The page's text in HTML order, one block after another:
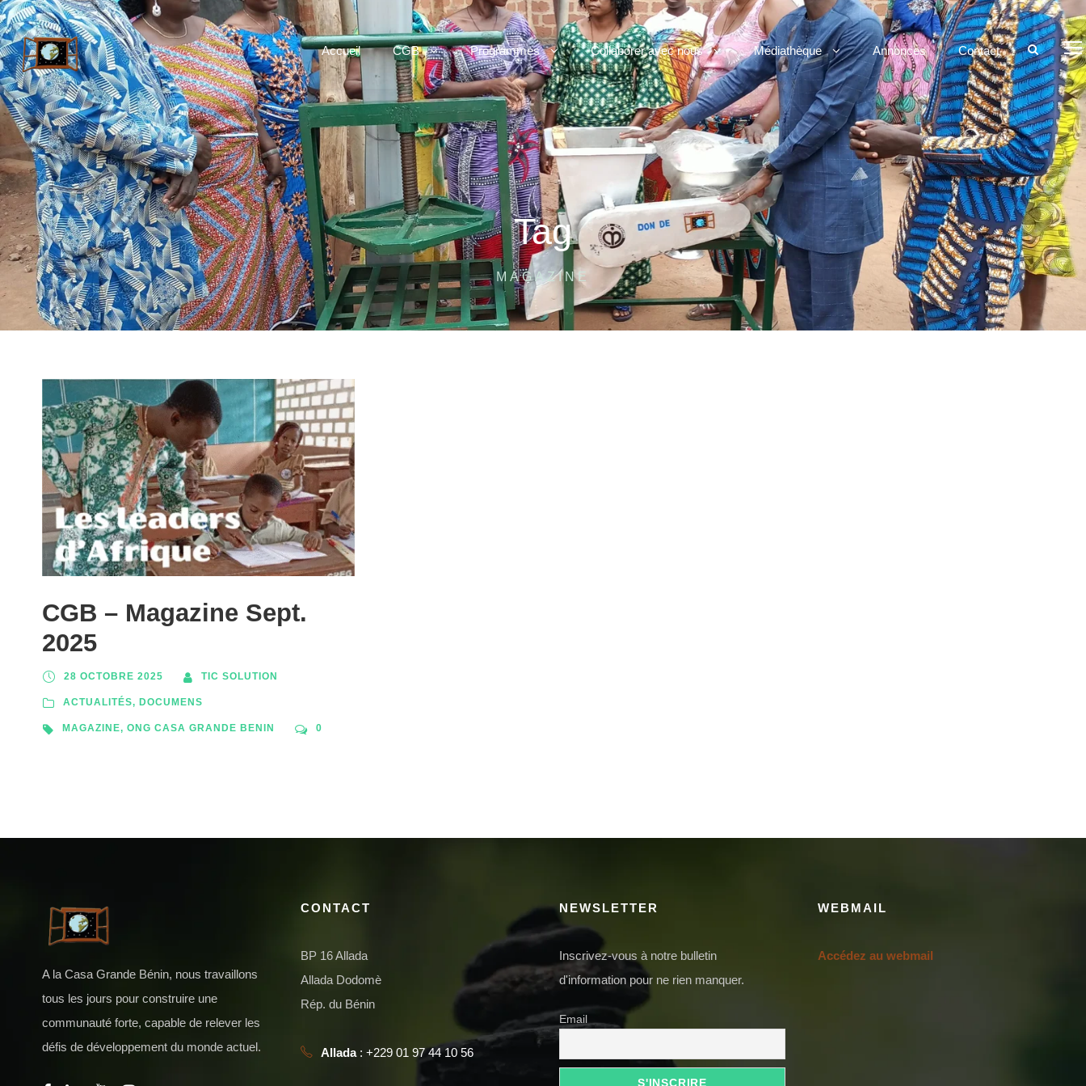
Accueil CGB Programmes Collaborer avec nous Médiathèque Annonces Contact
Tag
MAGAZINE
CGB – Magazine Sept.
2025
28 OCTOBRE 2025 TIC SOLUTION
ACTUALITÉS, DOCUMENS
MAGAZINE, ONG CASA GRANDE BENIN 0
A la Casa Grande Bénin, nous travaillons
tous les jours pour construire une
communauté forte, capable de relever les
défis de développement du monde actuel.
CONTACT
BP 16 Allada
Allada Dodomè
Rép. du Bénin
Allada: +229 01 97 44 10 56
NEWSLETTER
Inscrivez-vous à notre bulletin
d'information pour ne rien manquer.
Email
WEBMAIL
Accédez au webmail